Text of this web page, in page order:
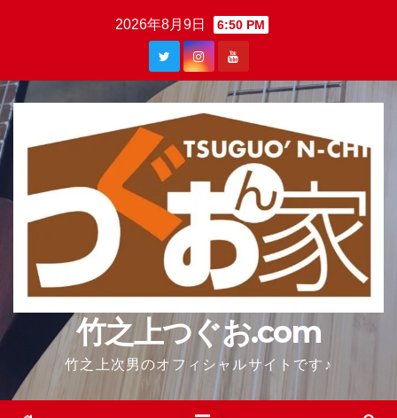
2026年8月9日 6:50 PM
竹之上つぐお.com
竹之上次男のオフィシャルサイトです♪